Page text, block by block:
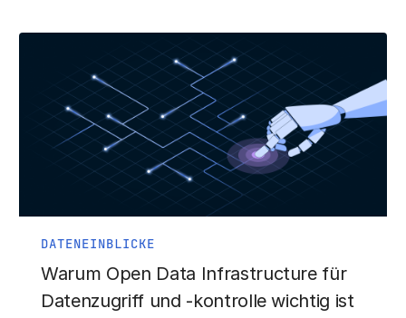
DATENEINBLICKE
Warum Open Data Infrastructure für
Datenzugriff und -kontrolle wichtig ist